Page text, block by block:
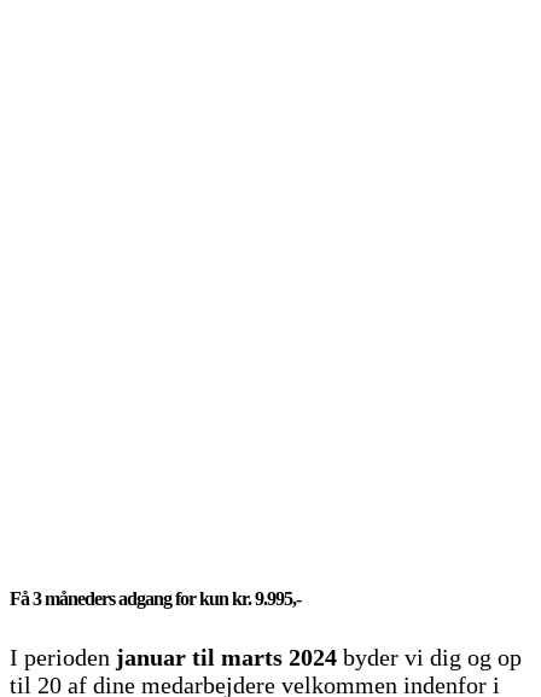
Få 3 måneders adgang for kun kr. 9.995,-
I perioden januar til marts 2024 byder vi dig og op
til 20 af dine medarbejdere velkommen indenfor i